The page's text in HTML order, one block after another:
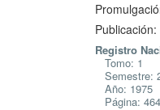
Registro
Tomo: 1
Semestre:
Año: 1975
Página: 464